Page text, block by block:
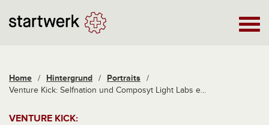
Home / Hintergrund / Portraits /
Venture Kick: Selfnation und Composyt Light Labs e...
VENTURE KICK: